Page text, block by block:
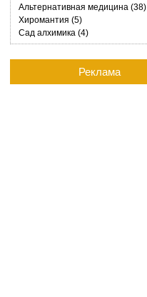
Альтернативная медицина (38)
Хиромантия (5)
Сад алхимика (4)
Реклама